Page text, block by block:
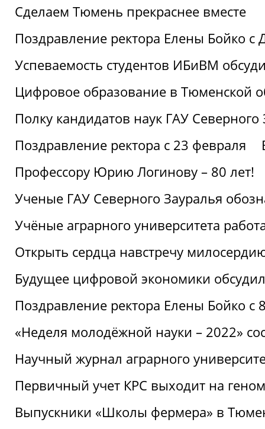
Сделаем Тюмень прекраснее вместе
Поздравление ректора Елены Бойко с
Успеваемость студентов ИБиВМ
Цифровое образование в Тюменской
Полку кандидатов наук ГАУ
Поздравление ректора с 23 февраля
Профессору Юрию Логинову – 80 лет!
Ученые ГАУ Северного Зауралья
Учёные аграрного университета
Открыть сердца навстречу
Будущее цифровой экономики
Поздравление ректора Елены Бойко с
«Неделя молодёжной науки – 2022»
Научный журнал аграрного
Первичный учет КРС выходит на
Выпускники «Школы фермера» в